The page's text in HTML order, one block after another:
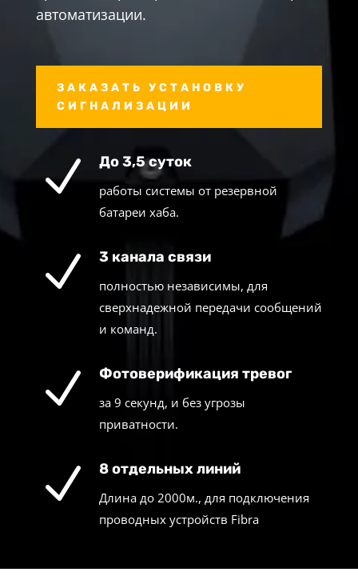
автоматизации.
ЗАКАЗАТЬ УСТАНОВКУ
СИГНАЛИЗАЦИИ
N До 3,5 суток
работы системы от резервной
батареи хаба.
N 3 канала связи
полностью независимы, для
сверхнадежной передачи сообщений
и команд.
N Фотоверификация тревог
за 9 секунд, и без угрозы
приватности.
N 8 отдельных линий
Длина до 2000м., для подключения
проводных устройств Fibra